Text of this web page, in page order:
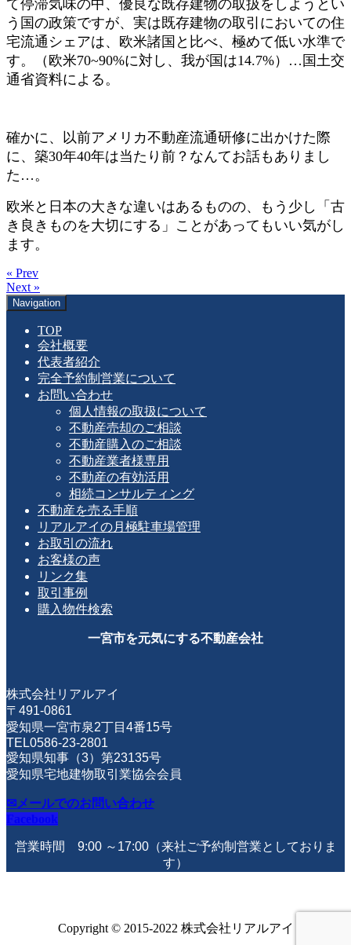
て停滞気味の中、優良な既存建物の取扱をしようとい
う国の政策ですが、実は既存建物の取引においての住
宅流通シェアは、欧米諸国と比べ、極めて低い水準で
す。（欧米70~90%に対し、我が国は14.7%）…国土交
通省資料による。
確かに、以前アメリカ不動産流通研修に出かけた際
に、築30年40年は当たり前？なんてお話もありまし
た…。
欧米と日本の大きな違いはあるものの、もう少し「古
き良きものを大切にする」ことがあってもいい気がし
ます。
« Prev
Next »
Navigation
TOP
会社概要
代表者紹介
完全予約制営業について
お問い合わせ
個人情報の取扱について
不動産売却のご相談
不動産購入のご相談
不動産業者様専用
不動産の有効活用
相続コンサルティング
不動産を売る手順
リアルアイの月極駐車場管理
お取引の流れ
お客様の声
リンク集
取引事例
購入物件検索
一宮市を元気にする不動産会社
株式会社リアルアイ
〒491-0861
愛知県一宮市泉2丁目4番15号
TEL0586-23-2801
愛知県知事（3）第23135号
愛知県宅地建物取引業協会会員
✉メールでのお問い合わせ
営業時間 9:00 ～17:00（来社ご予約制営業としておりま
す）
Copyright © 2015-2022 株式会社リアルアイ